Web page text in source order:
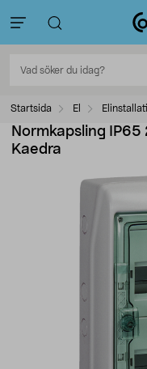
Startsida El
Normkapsling IP65
Kaedra